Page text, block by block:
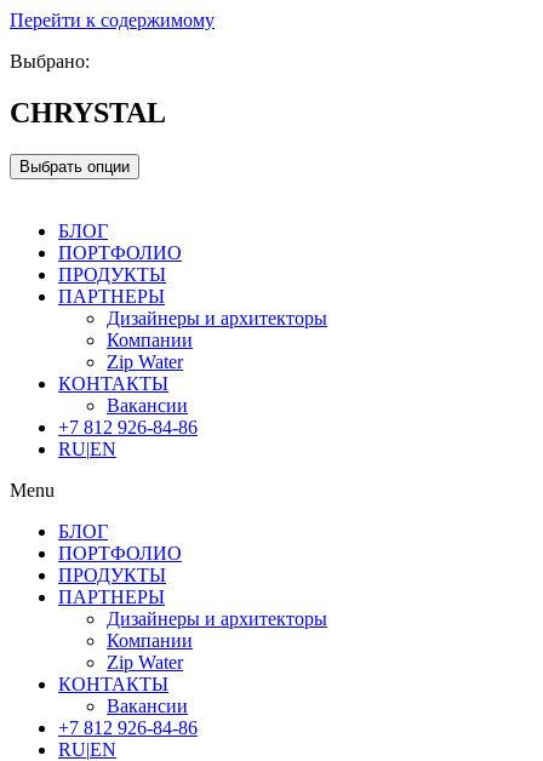
Перейти к содержимому
Выбрано:
CHRYSTAL
Выбрать опции
БЛОГ
ПОРТФОЛИО
ПРОДУКТЫ
ПАРТНЕРЫ
Дизайнеры и архитекторы
Компании
Zip Water
КОНТАКТЫ
Вакансии
+7 812 926-84-86
RU|EN
Menu
БЛОГ
ПОРТФОЛИО
ПРОДУКТЫ
ПАРТНЕРЫ
Дизайнеры и архитекторы
Компании
Zip Water
КОНТАКТЫ
Вакансии
+7 812 926-84-86
RU|EN